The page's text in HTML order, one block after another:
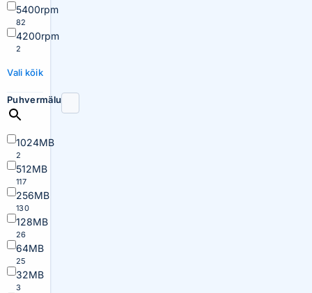
5400rpm
82
4200rpm
2
Vali kõik
Puhvermälu
1024MB
2
512MB
117
256MB
130
128MB
26
64MB
25
32MB
3